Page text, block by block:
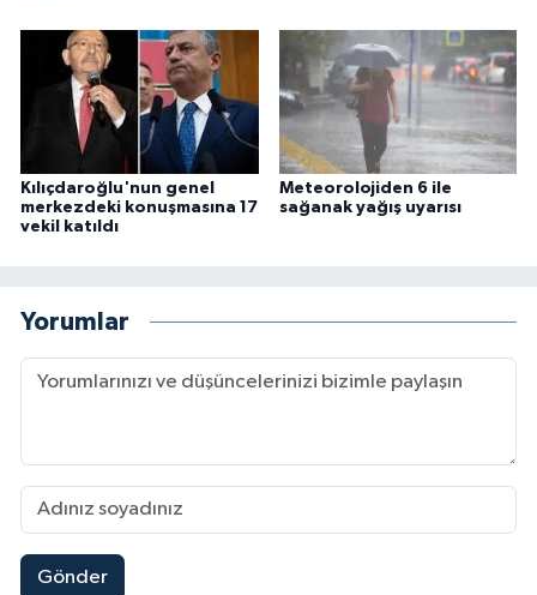
Kılıçdaroğlu'nun genel
merkezdeki konuşmasına 17
vekil katıldı
Meteorolojiden 6 ile
sağanak yağış uyarısı
Yorumlar
Gönder